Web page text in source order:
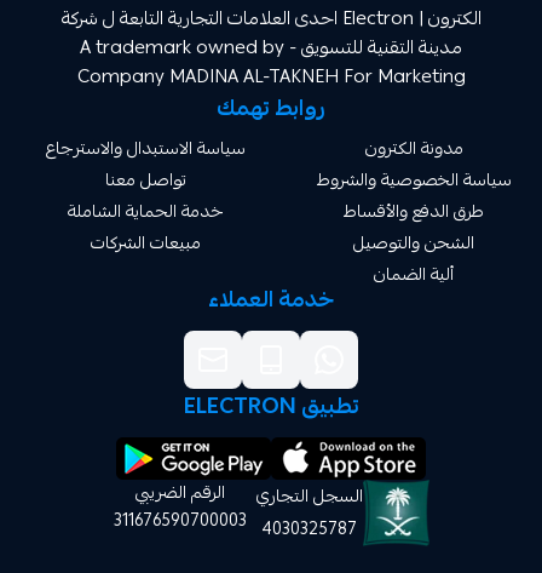
الكترون | Electron احدى العلامات التجارية التابعة ل شركة
مدينة التقنية للتسويق A trademark owned by -
Company MADINA AL-TAKNEH For
روابط تهمك
والشروط
والأقساط
والتوصيل
سياسة الاستبدال والاسترجاع
خدمة الحماية الشاملة
مبيعات الشركات
خدمة العملاء
السجل التجاري
4030325787
الرقم الضريبي
311676590700003